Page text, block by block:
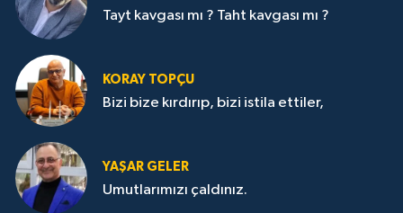
Tayt kavgası mı ? Taht kavgası mı ?
KORAY TOPÇU
Bizi bize kırdırıp, bizi istila ettiler,
YAŞAR GELER
Umutlarımızı çaldınız.